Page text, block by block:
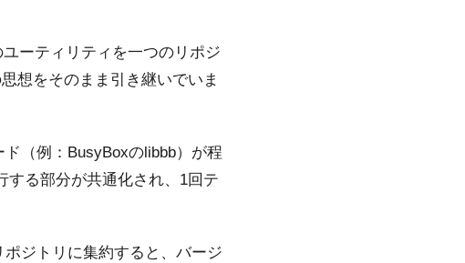
ーティリティを一つのリポジ
想をそのまま引き継いでいま
（例：BusyBoxのlibbb）が程
する部分が共通化され、1回テ
ジトリに集約すると、バージ